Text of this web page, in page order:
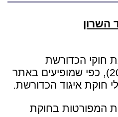
השרון
חוקי הכדורשת
הרשמיים (מהדורת 2022), כפי שמופיעים באתר
חוקת איגוד הכדורשת.
המפורטות בחוקת